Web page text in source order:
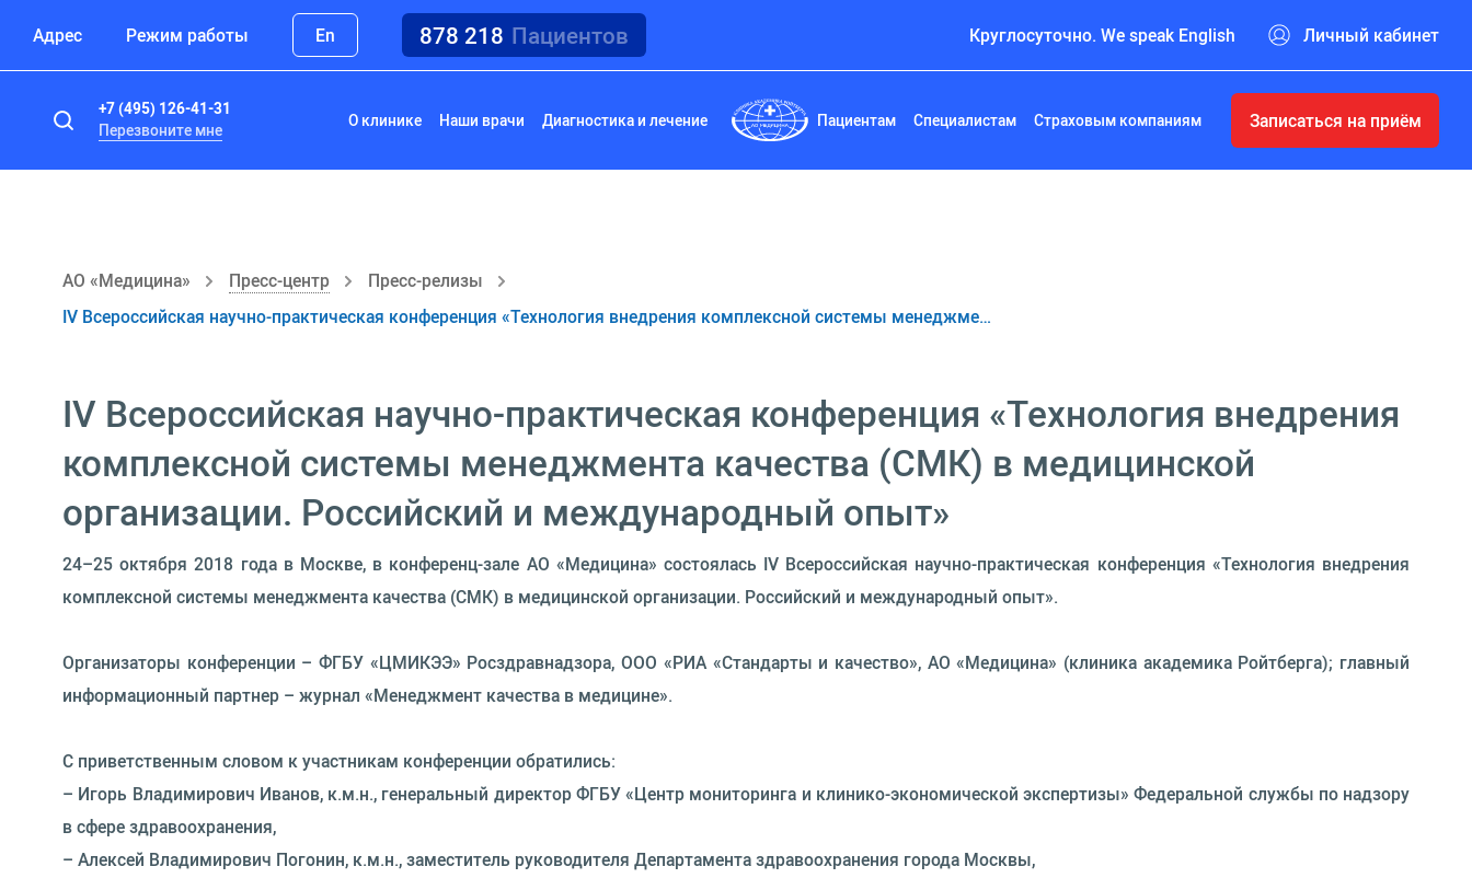
Адрес Режим работы En 878 218 Пациентов Круглосуточно. We speak English Личный кабинет
+7 (495) 126-41-31
Перезвоните мне
О клинике Наши врачи Диагностика и лечение Пациентам Специалистам Страховым компаниям Записаться на приём
АО «Медицина» Пресс-центр
Пресс-релизы
IV Всероссийская научно-практическая конференция «Технология внедрения комплексной системы менеджме…
IV Всероссийская научно-практическая конференция «Технология внедрения
комплексной системы менеджмента качества (СМК) в медицинской
организации. Российский и международный опыт»
24–25 октября 2018 года в Москве, в конференц-зале АО «Медицина» состоялась IV Всероссийская научно-практическая конференция «Технология внедрения
комплексной системы менеджмента качества (СМК) в медицинской организации. Российский и международный опыт».
Организаторы конференции – ФГБУ «ЦМИКЭЭ» Росздравнадзора, ООО «РИА «Стандарты и качество», АО «Медицина» (клиника академика Ройтберга); главный
информационный партнер – журнал «Менеджмент качества в медицине».
С приветственным словом к участникам конференции обратились:
– Игорь Владимирович Иванов, к.м.н., генеральный директор ФГБУ «Центр мониторинга и клинико-экономической экспертизы» Федеральной службы по надзору
в сфере здравоохранения,
– Алексей Владимирович Погонин, к.м.н., заместитель руководителя Департамента здравоохранения города Москвы,